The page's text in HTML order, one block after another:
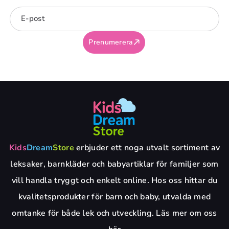
E-post
Prenumerera
KidsDreamStore erbjuder ett noga utvalt sortiment av
leksaker, barnkläder och babyartiklar för familjer som
vill handla tryggt och enkelt online. Hos oss hittar du
kvalitetsprodukter för barn och baby, utvalda med
omtanke för både lek och utveckling. Läs mer om oss